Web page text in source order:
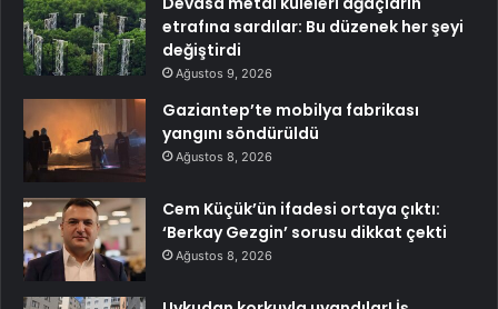
etrafına sardılar: Bu düzenek her şeyi
değiştirdi
Ağustos 9, 2026
Gaziantep’te mobilya fabrikası
yangını söndürüldü
Ağustos 8, 2026
Cem Küçük’ün ifadesi ortaya çıktı:
‘Berkay Gezgin’ sorusu dikkat çekti
Ağustos 8, 2026